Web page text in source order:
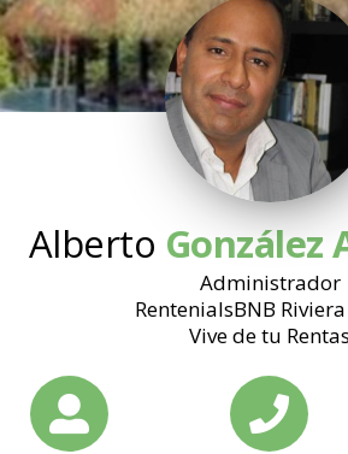
Alberto González
Administrador
RentenialsBNB
Vive de tu Rentas